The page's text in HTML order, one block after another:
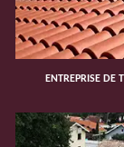
ENTREPRISE DE